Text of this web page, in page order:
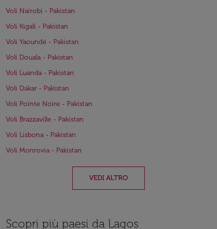
Voli Nairobi - Pakistan
Voli Kigali - Pakistan
Voli Yaoundé - Pakistan
Voli Douala - Pakistan
Voli Luanda - Pakistan
Voli Dakar - Pakistan
Voli Pointe Noire - Pakistan
Voli Brazzaville - Pakistan
Voli Lisbona - Pakistan
Voli Monrovia - Pakistan
VEDI ALTRO
Scopri più paesi da Lagos